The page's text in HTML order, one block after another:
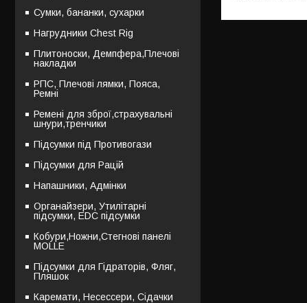
Сумки, бананки, сухарки
Нагрудники Chest Rig
Плитоноски, Демпфера,Плечові
накладки
РПС, Плечові лямки, Пояса,
Ремні
Ремені для зброї,страхувальні
шнури,тренчики
Підсумки під Противогази
Підсумки для Рацій
Напашники, Адмінки
Органайзери, Утилітарні
підсумки, EDC підсумки
Кобури,Ножни,Стегнові панелі
MOLLE
Підсумки для Гідраторів, Фляг,
Пляшок
Каремати, Несессери, Сідачки